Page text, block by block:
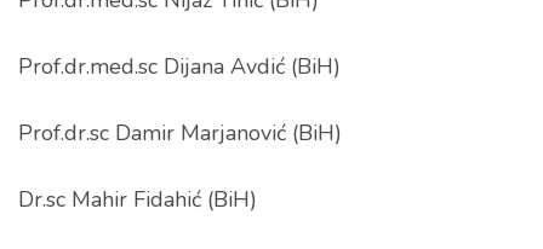
Prof.dr.med.sc Dijana Avdić (BiH)
Prof.dr.sc Damir Marjanović (BiH)
Dr.sc Mahir Fidahić (BiH)